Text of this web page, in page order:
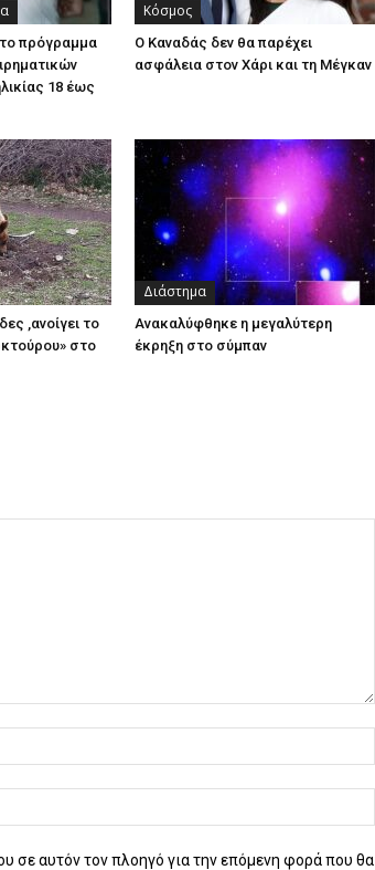
πρόγραμμα
18 έως
Κόσμος
Ο Καναδάς δεν θα παρέχει
ασφάλεια στον Χάρι και τη Μέγκαν
,ανοίγει το
στο
Διάστημα
Ανακαλύφθηκε η μεγαλύτερη
έκρηξη στο σύμπαν
σε αυτόν τον πλοηγό για την επόμενη φορά που θα